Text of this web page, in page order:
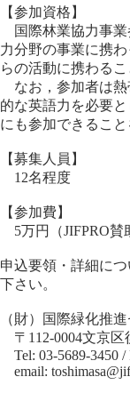
【参加資格】
国際林業協力事業
力分野の事業に携
らの活動に携わるこ
なお，参加者は熱
的な英語力を必要
にも参加できること
【募集人員】
12名程度
【参加費】
5万円（JIFPRO賛
申込要領・詳細につ
下さい。
（財）国際緑化推
〒112-0004文京区
Tel: 03-5689-3450 /
email: